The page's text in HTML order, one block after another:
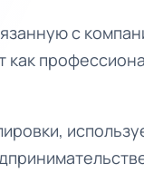
с
как